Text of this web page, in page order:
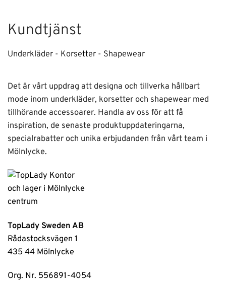
Kundtjänst
Underkläder - Korsetter - Shapewear
Det är vårt uppdrag att designa och tillverka hållbart
mode inom underkläder, korsetter och shapewear med
tillhörande accessoarer. Handla av oss för att få
inspiration, de senaste produktuppdateringarna,
specialrabatter och unika erbjudanden från vårt team i
Mölnlycke.
TopLady Sweden AB
Rådastocksvägen 1
435 44 Mölnlycke
Org. Nr. 556891-4054